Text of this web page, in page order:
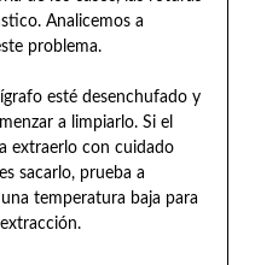
Analicemos a
problema.
esté desenchufado y
a limpiarlo. Si el
extraerlo con cuidado
sacarlo, prueba a
temperatura baja para